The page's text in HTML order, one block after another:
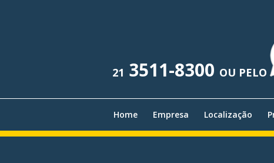
21 3511-8300 OU PELO
Home Empresa Localização